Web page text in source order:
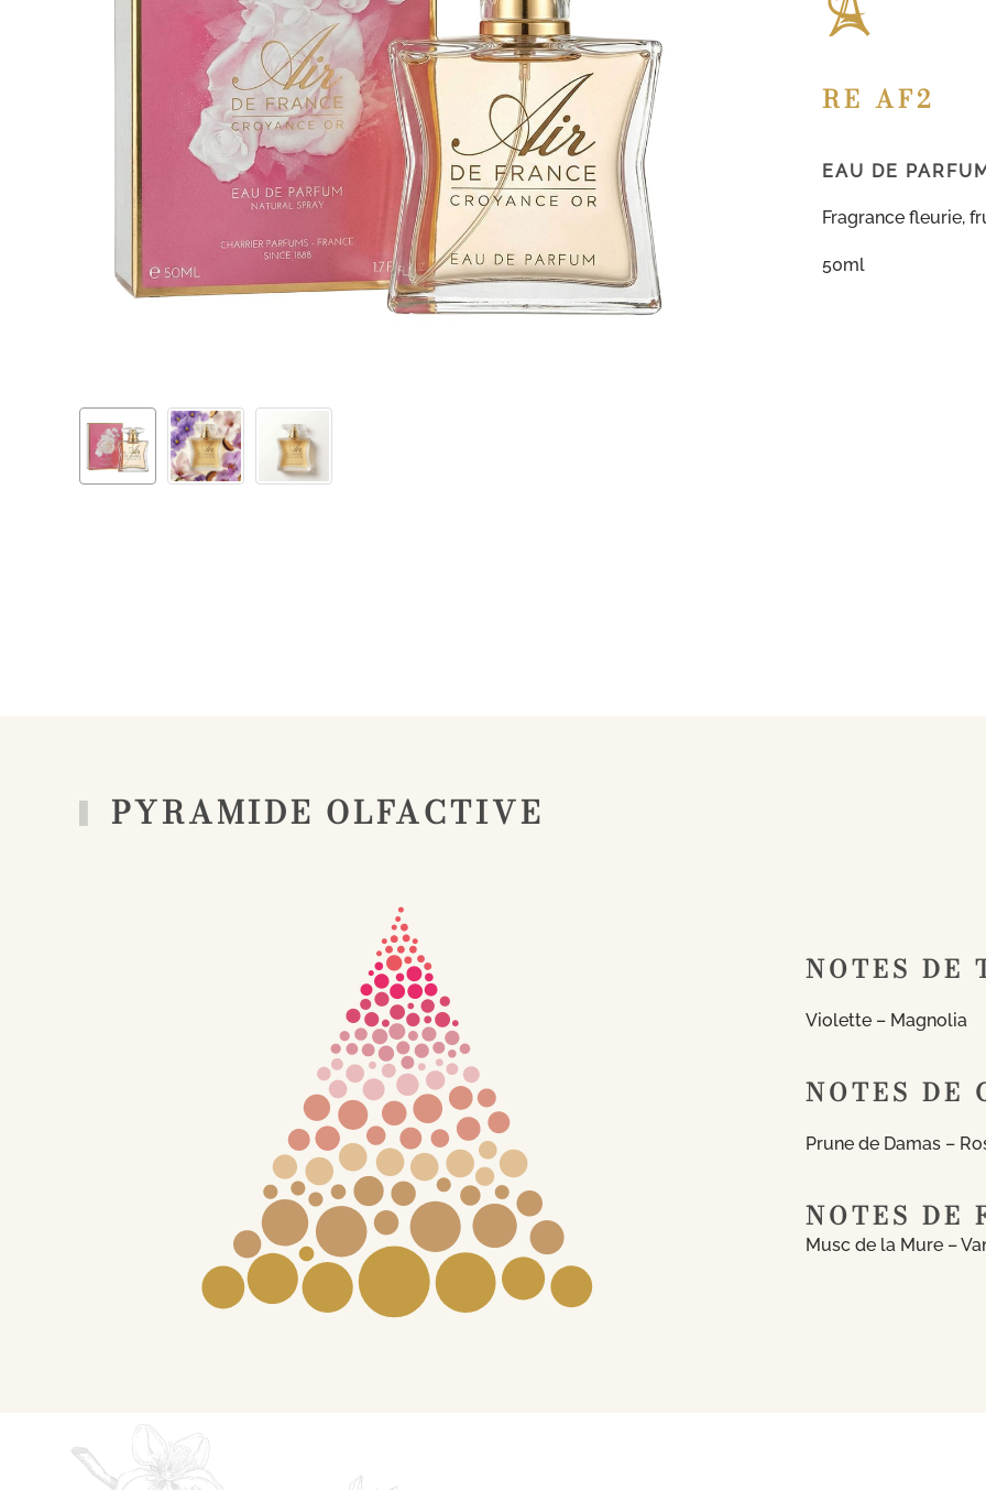
RE AF2
EAU DE
Fragrance fleurie,
50ml
PYRAMIDE OLFACTIVE
NOTES DE
Violette – Magnolia
NOTES DE
Prune de Damas –
NOTES DE
Musc de la Mure –